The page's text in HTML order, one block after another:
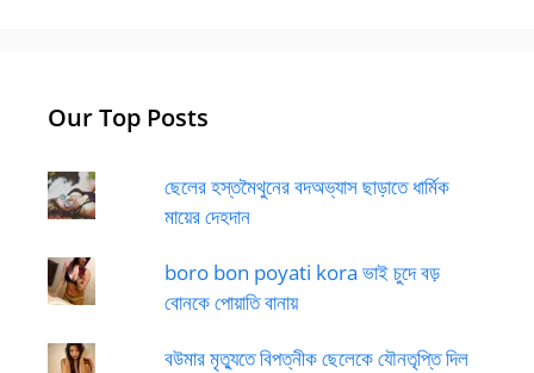
Our Top Posts
ছেলের হস্তমৈথুনের বদঅভ্যাস ছাড়াতে ধার্মিক
মায়ের দেহদান
boro bon poyati kora ভাই চুদে বড়
বোনকে পোয়াতি বানায়
বউমার মৃত্যুতে বিপত্নীক ছেলেকে যৌনতৃপ্তি দিল